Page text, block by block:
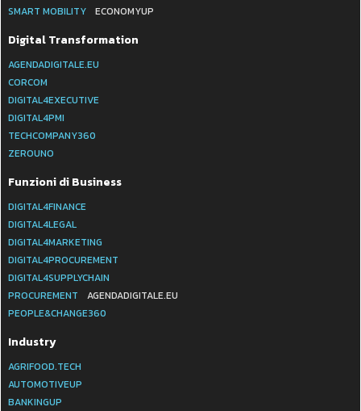
SMART MOBILITY
ECONOMYUP
Digital Transformation
AGENDADIGITALE.EU
CORCOM
DIGITAL4EXECUTIVE
DIGITAL4PMI
TECHCOMPANY360
ZEROUNO
Funzioni di Business
DIGITAL4FINANCE
DIGITAL4LEGAL
DIGITAL4MARKETING
DIGITAL4PROCUREMENT
DIGITAL4SUPPLYCHAIN
PROCUREMENT
AGENDADIGITALE.EU
PEOPLE&CHANGE360
Industry
AGRIFOOD.TECH
AUTOMOTIVEUP
BANKINGUP